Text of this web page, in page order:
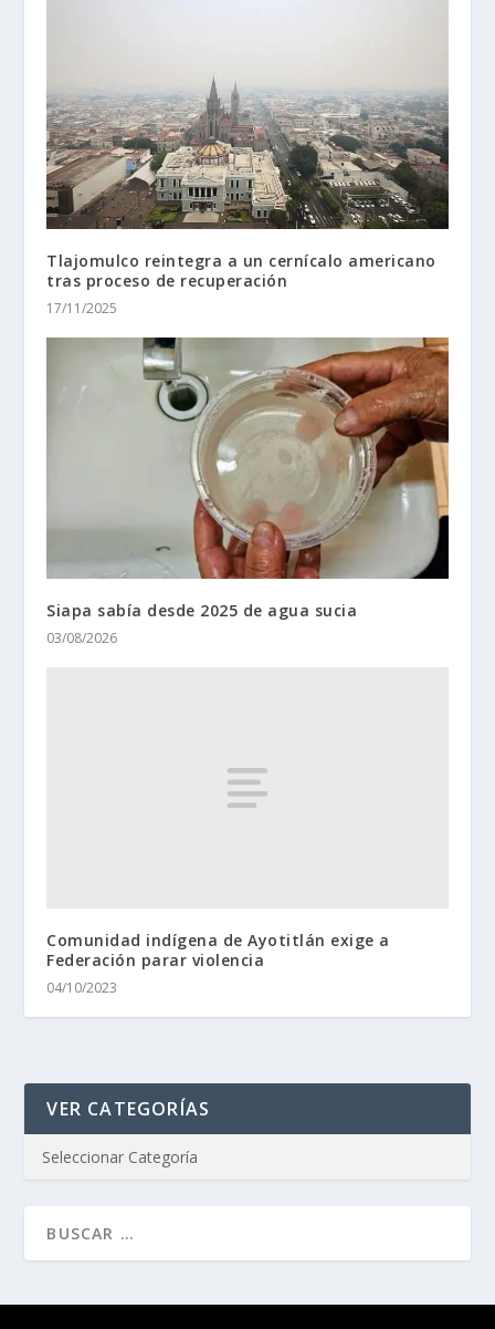
Tlajomulco reintegra a un cernícalo americano
tras proceso de recuperación
17/11/2025
Siapa sabía desde 2025 de agua sucia
03/08/2026
Comunidad indígena de Ayotitlán exige a
Federación parar violencia
04/10/2023
VER CATEGORÍAS